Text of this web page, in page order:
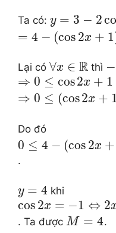
Ta có: y = 3 − 2
= 4 − (cos 2x + 1
Lại có ∀x ∈ R thì −
⇒ 0 ≤ cos2x + 1
⇒ 0 ≤ (cos2x +
Do đó
0 ≤ 4 − (cos 2x +
.
y = 4 khi
cos 2x = −1 ⇔ 2
. Ta được M = 4.